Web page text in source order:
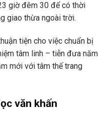
giờ đêm 30 để có thời
giao thừa ngoài trời.
tiện cho việc chuẩn bị
tâm linh – tiễn đưa năm
mới với tâm thế trang
văn khấn